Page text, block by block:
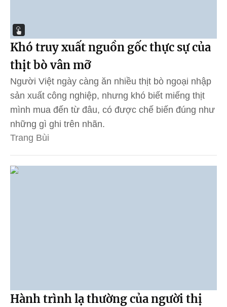
Khó truy xuất nguồn gốc thực sự của
thịt bò vân mỡ
Người Việt ngày càng ăn nhiều thịt bò ngoại nhập
sản xuất công nghiệp, nhưng khó biết miếng thịt
mình mua đến từ đâu, có được chế biến đúng như
những gì ghi trên nhãn.
Trang Bùi
Hành trình lạ thường của người thị